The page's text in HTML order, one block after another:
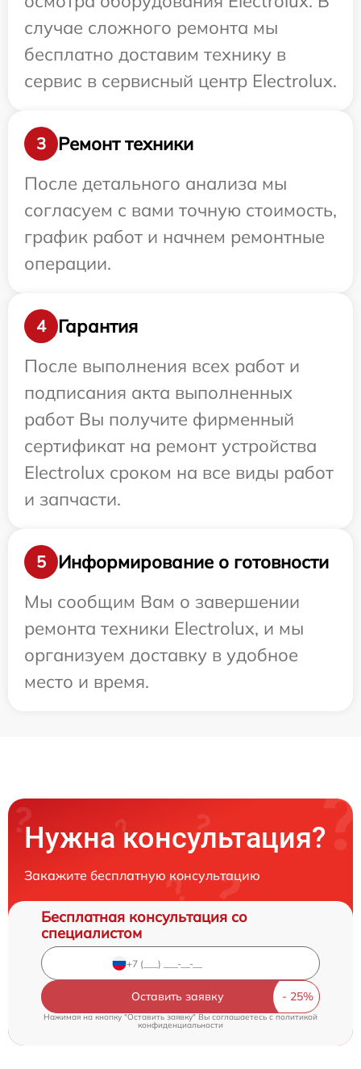
случае сложного ремонта мы
бесплатно доставим технику в
сервис в сервисный центр Electrolux.
3
Ремонт техники
После детального анализа мы
согласуем с вами точную стоимость,
график работ и начнем ремонтные
операции.
4
Гарантия
После выполнения всех работ и
подписания акта выполненных
работ Вы получите фирменный
сертификат на ремонт устройства
Electrolux сроком на все виды работ
и запчасти.
5
Информирование о готовности
Мы сообщим Вам о завершении
ремонта техники Electrolux, и мы
организуем доставку в удобное
место и время.
Нужна консультация?
Закажите бесплатную консультацию
Бесплатная консультация со
специалистом
Оставить заявку
Нажимая на кнопку "Оставить заявку" Вы соглашаетесь cполитикой
конфиденциальности